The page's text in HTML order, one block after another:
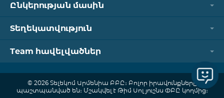
Ընկերության մասին
Տեղեկատվություն
Team հավելվածներ
© 2026 Տելեկոմ Արմենիա ԲԲԸ։ Բոլոր իրավունքները
պաշտպանված են։ Մշակվել է Թիմ Սոլյուշնս ՓԲԸ կողմից։